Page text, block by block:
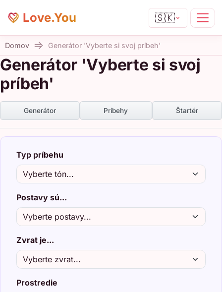
Love.You 🇸🇰
Domov Generátor 'Vyberte si svoj príbeh'
Generátor 'Vyberte si svoj
príbeh'
Generátor Príbehy Štartér
Typ príbehu
Postavy sú...
Zvrat je...
Prostredie